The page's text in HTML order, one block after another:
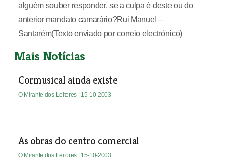
alguém souber responder, se a culpa é deste ou do
anterior mandato camarário?Rui Manuel –
Santarém(Texto enviado por correio electrónico)
Mais Notícias
Cormusical ainda existe
O Mirante dos Leitores | 15-10-2003
As obras do centro comercial
O Mirante dos Leitores | 15-10-2003